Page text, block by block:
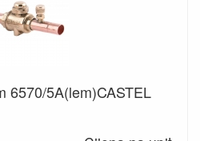
6570/5A(lem)CASTEL